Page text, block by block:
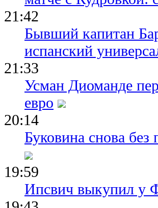
21:42
Бывший капитан
испанский
21:33
Усман Диоманде
евро
20:14
Буковина снова
19:59
Ипсвич выкупил у